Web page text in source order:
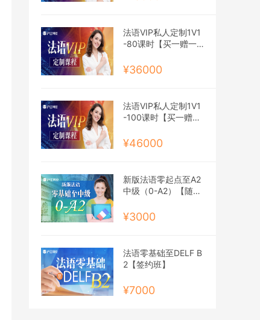
法语VIP私人定制1V1
-80课时【买一赠一
¥36000
法语VIP私人定制1V1
-100课时【买一赠一
¥46000
新版法语零起点至A2
中级（0-A2）【随到
¥3000
法语零基础至DELF B
2【签约班】
¥7000